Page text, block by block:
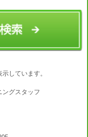
示しています。
ングスタッフ